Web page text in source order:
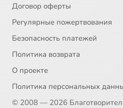
Договор оферты
Регулярные пожертвования
Безопасность платежей
Политика возврата
О проекте
Политика персональных
© 2008 — 2026